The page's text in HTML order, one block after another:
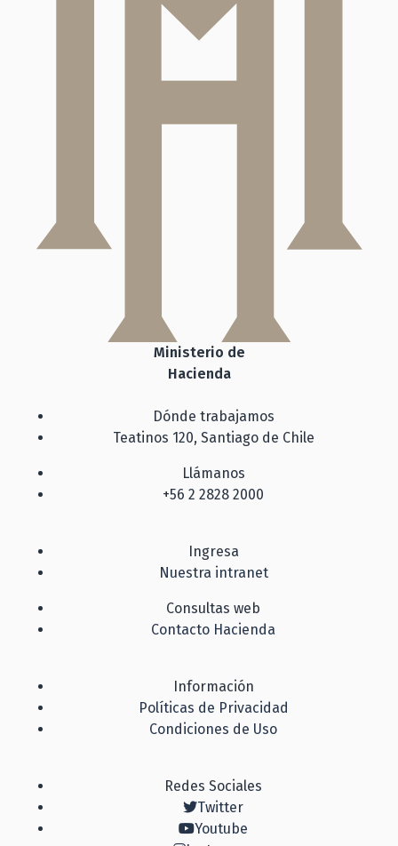
Ministerio de
Hacienda
Dónde trabajamos
Teatinos 120, Santiago de Chile
Llámanos
+56 2 2828 2000
Ingresa
Nuestra intranet
Consultas web
Contacto Hacienda
Información
Políticas de Privacidad
Condiciones de Uso
Redes Sociales
Twitter
Youtube